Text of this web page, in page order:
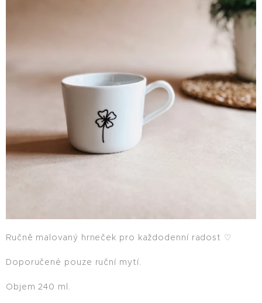
Ručně malovaný hrneček pro každodenní radost ♡
Doporučené pouze ruční mytí.
Objem 240 ml.